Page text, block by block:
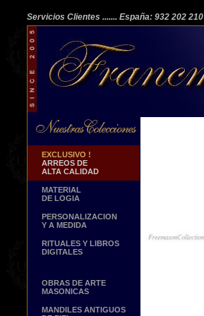
Servicios Clientes ....... España: 932 202 210
EXCLUSIVO !
ARREOS DE
ALTA CALIDAD
MATERIAL
DE LOGIA
PERSONALIZACION
Y A MEDIDA
RITUALES Y LIBROS
DIGITALES
OBRAS DE ARTE
MASONICAS
MANDILES ANTIGUOS